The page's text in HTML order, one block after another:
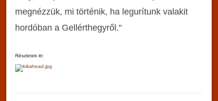
megnézzük, mi történik, ha legurítunk valakit
hordóban a Gellérthegyről."
Részletek itt: